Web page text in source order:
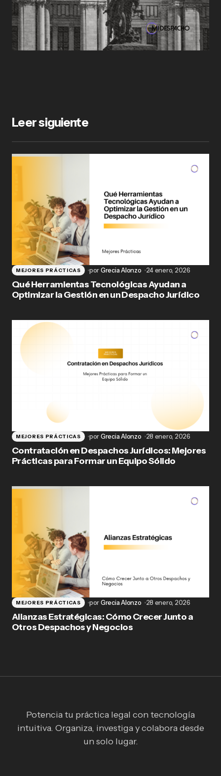
Leer siguiente
MEJORES PRÁCTICAS porGrecia Alonzo 24 enero, 2026
Qué Herramientas Tecnológicas Ayudan a
Optimizar la Gestión en un Despacho Jurídico
MEJORES PRÁCTICAS porGrecia Alonzo 28 enero, 2026
Contratación en Despachos Jurídicos: Mejores
Prácticas para Formar un Equipo Sólido
MEJORES PRÁCTICAS porGrecia Alonzo 28 enero, 2026
Alianzas Estratégicas: Cómo Crecer Junto a
Otros Despachos y Negocios
Potencia tu práctica legal con tecnología
intuitiva. Organiza, investiga y colabora desde
un solo lugar.